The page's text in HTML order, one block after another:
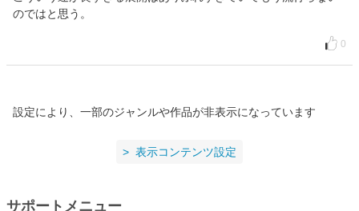
のではと思う。
0
設定により、一部のジャンルや作品が非表示になっています
表示コンテンツ設定
サポートメニュー